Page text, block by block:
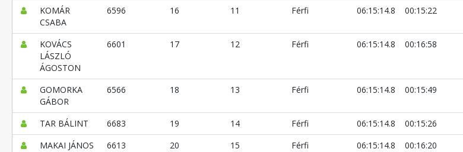
KOMÁR
CSABA
6596 16 11 Férfi 06:15:14.8 00:15:22
KOVÁCS
LÁSZLÓ
ÁGOSTON
6601 17 12 Férfi 06:15:14.8 00:16:58
GOMORKA
GÁBOR
6566 18 13 Férfi 06:15:14.8 00:15:49
TAR BÁLINT 6683 19 14 Férfi 06:15:14.8 00:15:26
MAKAI JÁNOS
6613 20 15 Férfi 06:15:14.8 00:16:20